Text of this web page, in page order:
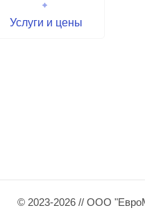
Услуги и цены
© 2023-2026 // ООО